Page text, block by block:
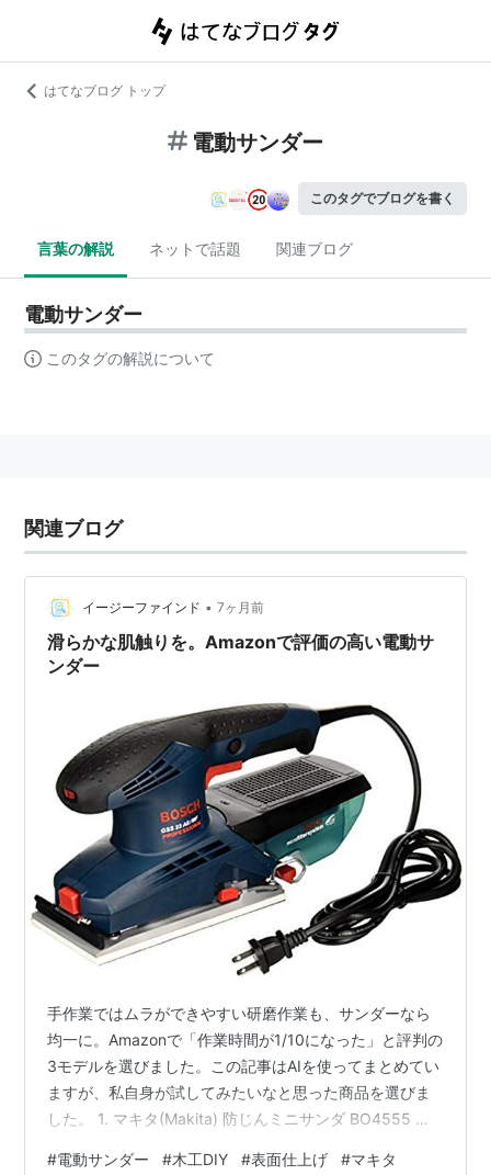
はてなブログ トップ
電動サンダー
このタグでブログを書く
言葉の解説 ネットで話題 関連ブログ
電動サンダー
このタグの解説について
関連ブログ
イージーファインド • 7ヶ月前
滑らかな肌触りを。Amazonで評価の高い電動サ
ンダー
手作業ではムラができやすい研磨作業も、サンダーなら
均一に。Amazonで「作業時間が1/10になった」と評判の
3モデルを選びました。この記事はAIを使ってまとめてい
ますが、私自身が試してみたいなと思った商品を選びま
した。 1. マキタ(Makita) 防じんミニサンダ BO4555 低
業が可能。仕上がりの美しさにこだわりたい方の定番品
#電動サンダー #木工DIY #表面仕上げ #マキタ